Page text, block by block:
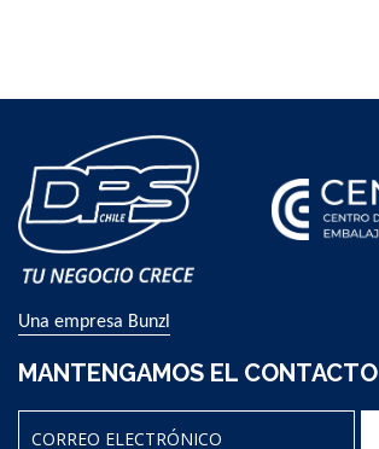
Una empresa Bunzl
MANTENGAMOS EL CONTACTO